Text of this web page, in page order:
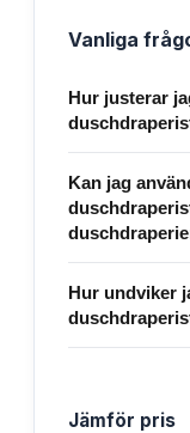
Vanliga
Hur justerar
Kan jag
Hur undviker
Jämför pris